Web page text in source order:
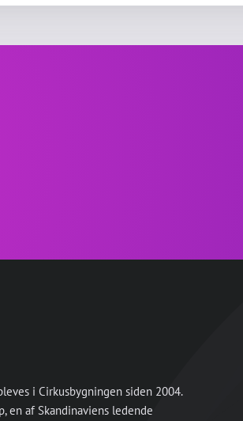
i Cirkusbygningen siden 2004.
en af Skandinaviens ledende